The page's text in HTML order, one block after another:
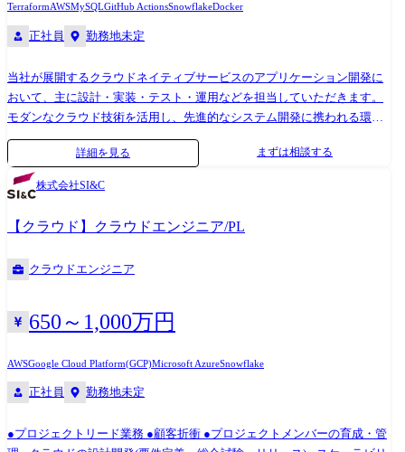
TerraformAWSMySQLGitHub ActionsSnowflakeDocker
正社員 勤務地未定
当社が展開するクラウドネイティブサービスのアプリケーション開発に
おいて、主に設計・実装・テスト・運用などを担当していただきます。
モダンなクラウド技術を活用し、先進的なシステム開発に携われる環境
です。 ・ AWS、Azure、Oracle Cloudなどのクラウド環境上でのアプリケ
ーション設計・開発・運用 ・ Docker、Kubernetesなどコンテナ技術を用
いたシステム構築 ・ CI/CDパイプラインの設計・構築・運用(GitHub
Actions、CodePipelineなど) ・ AWS Lambda等を用いたサーバーレスアー
キテクチャの開発 ・ Databricks、Snowflakeなどのクラウドデータ基盤と
連携したアプリケーション開発 ・ インフラエンジニアやセキュリティエ
ンジニアと連携し、安定性・セキュリティを考慮した開発の実施 【プロ
ジェクト例】 1.防災減災サービス構築 環境:AWS、GoogleCloud 内容:サ
2.金融業界向け、社内システム環境構築 環境:Azure 内容:社内システムの
クラウド化移行 工程:企画/設計～リリース/保守 3.小売業向け、データ基
境:OCI(Oracle Cloud Infrastructure) 内容:公開WEBサイトのクラウドシフ
詳細を見る まずは相談する
株式会社SI&C
【クラウド】クラウドエンジニア/PL
クラウドエンジニア
650～1,000万円
AWSGoogle Cloud Platform(GCP)Microsoft AzureSnowflake
正社員 勤務地未定
●プロジェクトリード業務 ●顧客折衝 ●プロジェクトメンバーの育成・管